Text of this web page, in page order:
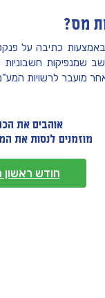
מס?
כתיבה על
שמנפיקות
מועבר לרשויות
אוהבים את
מוזמנים לנסות את
חודש ראשון